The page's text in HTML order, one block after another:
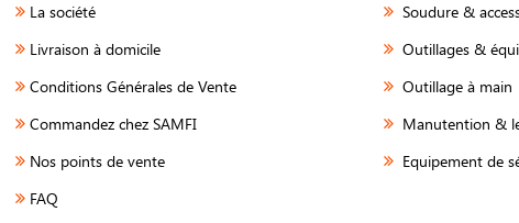
La société
Livraison à domicile
Conditions Générales de Vente
Commandez chez SAMFI
Nos points de vente
FAQ
Soudure &
Outillages &
Outillage à main
Manutention &
Equipement de